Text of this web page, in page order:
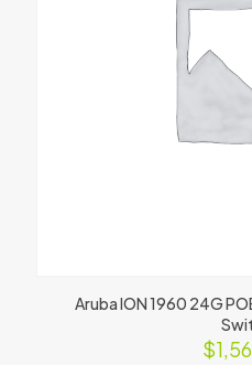
Aruba ION 1960 24G
$